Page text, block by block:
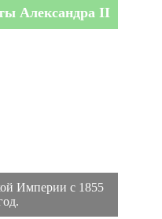
Александра II
Империи с 1855